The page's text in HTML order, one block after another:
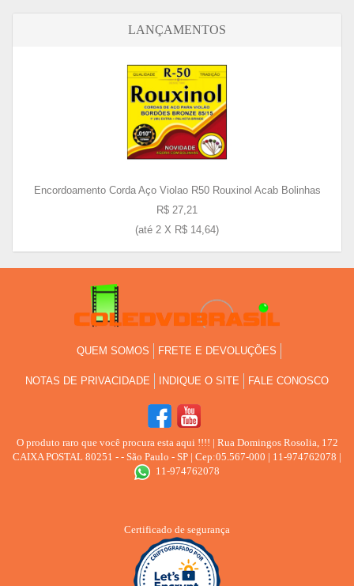
LANÇAMENTOS
Encordoamento Corda Aço Violao R50 Rouxinol Acab Bolinhas
R$ 27,21
(até 2 X R$ 14,64)
QUEM SOMOS FRETE E DEVOLUÇÕES
NOTAS DE PRIVACIDADE INDIQUE O SITE FALE CONOSCO
O produto raro que você procura esta aqui !!!! | Rua Domingos Rosolia, 172
CAIXA POSTAL 80251 - - São Paulo - SP | Cep:05.567-000 | 11-974762078 |
11-974762078
Certificado de segurança